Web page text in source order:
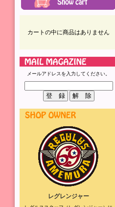
カートの中に商品はありません
メールアドレスを入力してください。
レグレンジャー